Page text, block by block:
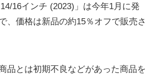
14/16インチ (2023)」は今年1月に発
、価格は新品の約15％オフで販売さ
品とは初期不良などがあった商品を